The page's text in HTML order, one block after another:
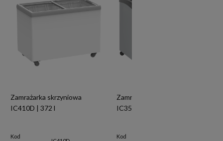
Zamrażarka skrzyniowa
IC410D | 372 l
Kod
Zamrażarka skrzyniowa
IC352D | 330 l
Kod